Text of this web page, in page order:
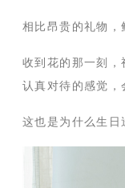
相比昂贵的礼物，
收到花的那一刻，
认真对待的感觉，
这也是为什么生日